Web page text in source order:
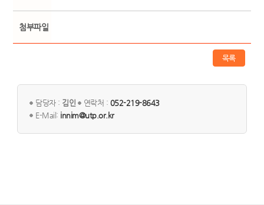
첨부파일
목록
담당자 : 김인 연락처 : 052-219-8643
E-Mail: innim@utp.or.kr